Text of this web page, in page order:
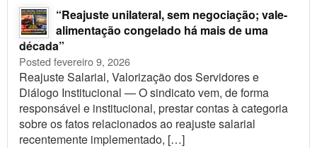
“Reajuste unilateral, sem negociação; vale-
alimentação congelado há mais de uma
década”
Posted fevereiro 9, 2026
Reajuste Salarial, Valorização dos Servidores e
Diálogo Institucional — O sindicato vem, de forma
responsável e institucional, prestar contas à categoria
sobre os fatos relacionados ao reajuste salarial
recentemente implementado, […]